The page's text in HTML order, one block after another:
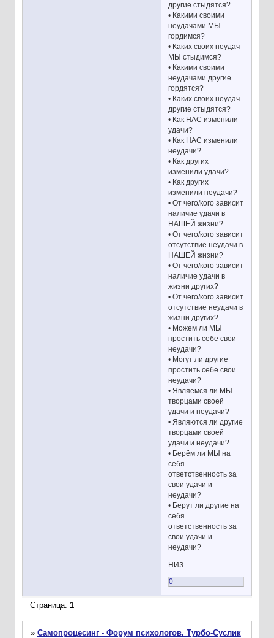
другие стыдятся?
• Какими своими
неудачами МЫ
гордимся?
• Каких своих неудач
МЫ стыдимся?
• Какими своими
неудачами другие
гордятся?
• Каких своих неудач
другие стыдятся?
• Как НАС изменили
удачи?
• Как НАС изменили
неудачи?
• Как других
изменили удачи?
• Как других
изменили неудачи?
• От чего/кого зависит
наличие удачи в
НАШЕЙ жизни?
• От чего/кого зависит
отсутствие неудачи в
НАШЕЙ жизни?
• От чего/кого зависит
наличие удачи в
жизни других?
• От чего/кого зависит
отсутствие неудачи в
жизни других?
• Можем ли МЫ
простить себе свои
неудачи?
• Могут ли другие
простить себе свои
неудачи?
• Являемся ли МЫ
творцами своей
удачи и неудачи?
• Являются ли другие
творцами своей
удачи и неудачи?
• Берём ли МЫ на
себя
ответственность за
свои удачи и
неудачи?
• Берут ли другие на
себя
ответственность за
свои удачи и
неудачи?
НИЗ
0
Страница: 1
» Самопроцесинг - Форум психологов. Турбо-Суслик